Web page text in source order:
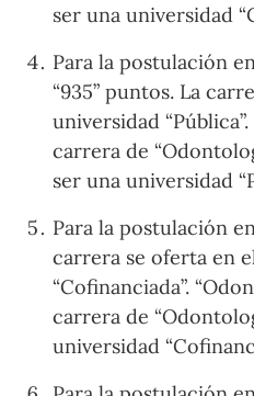
ser una universidad
Para la postulación
“935” puntos. La
universidad
carrera de
ser una universidad
Para la postulación
carrera se oferta en
“Cofinanciada”.
carrera de
universidad